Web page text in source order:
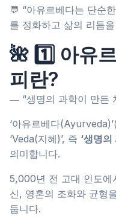
💬 “아유르베다는 단순
를 정화하고 삶의 리듬
🌺 1️⃣ 아유
피란?
― “생명의 과학이 만든
‘아유르베다
‘Veda(지혜)’, 즉 ‘생명
의미합니다.
5,000년 전 고대 인도에
신, 영혼의 조화와 균형
둡니다.